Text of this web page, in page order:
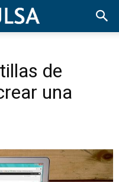
de
una